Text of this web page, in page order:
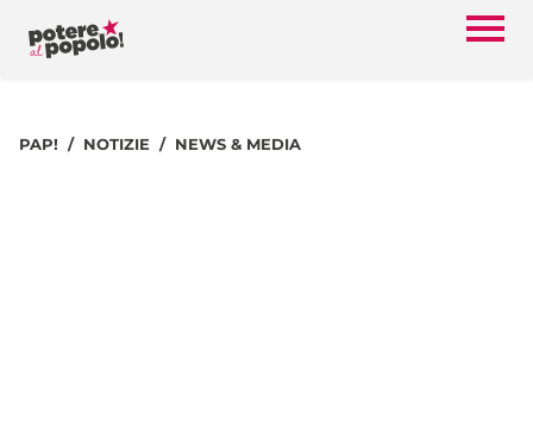
PAP! NOTIZIE NEWS & MEDIA